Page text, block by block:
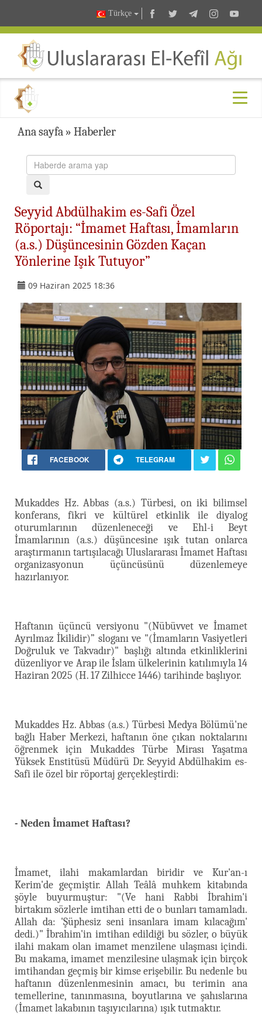
Türkçe
Ana sayfa » Haberler
Seyyid Abdülhakim es-Safi Özel
Röportajı: “İmamet Haftası, İmamların
(a.s.) Düşüncesinin Gözden Kaçan
Yönlerine Işık Tutuyor”
09 Haziran 2025 18:36
FACEBOOK TELEGRAM
Mukaddes Hz. Abbas (a.s.) Türbesi, on iki bilimsel
konferans, fikri ve kültürel etkinlik ile diyalog
oturumlarının düzenleneceği ve Ehl-i Beyt
İmamlarının (a.s.) düşüncesine ışık tutan onlarca
araştırmanın tartışılacağı Uluslararası İmamet Haftası
organizasyonun üçüncüsünü düzenlemeye
hazırlanıyor.
Haftanın üçüncü versiyonu "(Nübüvvet ve İmamet
Ayrılmaz İkilidir)” sloganı ve "(İmamların Vasiyetleri
Doğruluk ve Takvadır)" başlığı altında etkinliklerini
düzenliyor ve Arap ile İslam ülkelerinin katılımıyla 14
Haziran 2025 (H. 17 Zilhicce 1446) tarihinde başlıyor.
Mukaddes Hz. Abbas (a.s.) Türbesi Medya Bölümü'ne
bağlı Haber Merkezi, haftanın öne çıkan noktalarını
öğrenmek için Mukaddes Türbe Mirası Yaşatma
Yüksek Enstitüsü Müdürü Dr. Seyyid Abdülhakim es-
Safi ile özel bir röportaj gerçekleştirdi:
- Neden İmamet Haftası?
İmamet, ilahi makamlardan biridir ve Kur'an-ı
Kerim'de geçmiştir. Allah Teâlâ muhkem kitabında
şöyle buyurmuştur: "(Ve hani Rabbi İbrahim'i
birtakım sözlerle imtihan etti de o bunları tamamladı.
Allah da: 'Şüphesiz seni insanlara imam kılacağım'
dedi.)" İbrahim'in imtihan edildiği bu sözler, o büyük
ilahi makam olan imamet menzilene ulaşması içindi.
Bu makama, imamet menzilesine ulaşmak için birçok
imtihandan geçmiş bir kimse erişebilir. Bu nedenle bu
haftanın düzenlenmesinin amacı, bu terimin ana
temellerine, tanınmasına, boyutlarına ve şahıslarına
(İmamet lakabının taşıyıcılarına) ışık tutmaktır.